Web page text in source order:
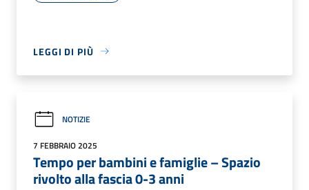
LEGGI DI PIÙ
NOTIZIE
7 FEBBRAIO 2025
Tempo per bambini e famiglie – Spazio
rivolto alla fascia 0-3 anni